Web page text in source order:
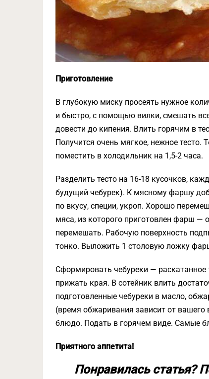
Приготовление
В глубокую миску просеять нужное
и быстро, с помощью вилки, смешать
довести до кипения. Влить горячим в
Получится очень мягкое, нежное тесто.
поместить в холодильник на 1,5-2 часа.
Разделить тесто на 16-18 кусочков,
будущий чебурек). К мясному фаршу
по вкусу, специи, укроп. Хорошо
мяса, из которого приготовлен фарш
перемешать. Рабочую поверхность
тонко. Выложить 1 столовую ложку
Сформировать чебуреки — раскатанное
прижать края. В сотейник влить
подготовленные чебуреки в масло,
(время обжаривания зависит от
блюдо. Подать в горячем виде. Самые
Приятного аппетита!
Понравилась статья?